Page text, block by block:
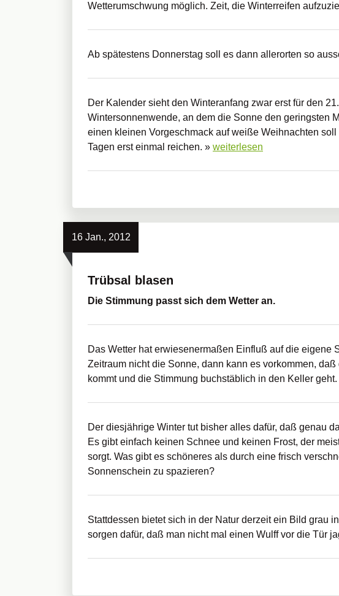
Wetterumschwung möglich. Zeit, die Winterreifen
Ab spätestens Donnerstag soll es dann allerorten so
Der Kalender sieht den Winteranfang zwar erst für den
Wintersonnenwende, an dem die Sonne den geringsten
einen kleinen Vorgeschmack auf weiße Weihnachten
Tagen erst einmal reichen. » weiterlesen
16 Jan., 2012
Trübsal blasen
Die Stimmung passt sich dem Wetter an.
Das Wetter hat erwiesenermaßen Einfluß auf die eigene
Zeitraum nicht die Sonne, dann kann es vorkommen,
kommt und die Stimmung buchstäblich in den Keller geht.
Der diesjährige Winter tut bisher alles dafür, daß genau
Es gibt einfach keinen Schnee und keinen Frost, der
sorgt. Was gibt es schöneres als durch eine frisch
Sonnenschein zu spazieren?
Stattdessen bietet sich in der Natur derzeit ein Bild grau
sorgen dafür, daß man nicht mal einen Wulff vor die Tür